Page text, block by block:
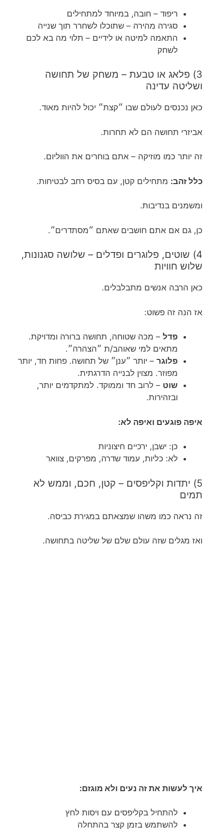
ריפוד – חובה, במיוחד למתחילים
סגירה מהירה – שתוכלו לשחרר תוך שנייה
התאמה למיטה או לידיים – תלוי מה בא לכם
לשחק
3) פלאג או טבעת – משחק של תחושה
ושליטה עדינה
כאן נכנסים לעולם שבו ״קצת״ יכול להיות מאוד.
אביזרי תחושה הם לא תחרות.
זה יותר כמו מוזיקה – אתם בוחרים את הווליום.
כלל זהב: מתחילים קטן, עם בסיס רחב לבטיחות.
ומשמנים בנדיבות.
כן, גם אם אתם חושבים שאתם ״מסתדרים״.
4) שוטים, פלוגרים ופדלים – שלושה סגנונות,
שלוש חוויות
כאן הרבה אנשים מתבלבלים.
אז הנה זה פשוט:
פדל – מכה שטוחה, תחושה ברורה ומדויקת.
מתאים למי שאוהב/ת ״הצהרה״.
פלוגר – יותר ״ענן״ של תחושה. פחות חד, יותר
מפוזר. מצוין לבנייה הדרגתית.
שוט – לרוב חד וממוקד. למתקדמים יותר,
ובזהירות.
איפה פוגעים ואיפה לא:
כן: ישבן, ירכיים חיצוניות
לא: כליות, עמוד שדרה, מפרקים, צוואר
5) יתדות וקליפסים – קטן, חכם, וממש לא
תמים
זה נראה כמו משהו שמצאתם במגירת כביסה.
ואז מגלים שזה עולם שלם של שליטה בתחושה.
איך לעשות את זה נעים ולא מוגזם:
להתחיל בקליפסים עם ויסות לחץ
להשתמש בזמן קצר בהתחלה